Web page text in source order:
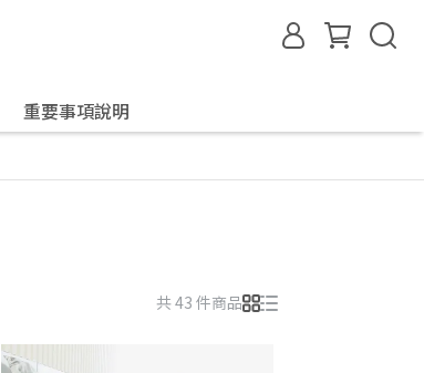
重要事項說明
共 43 件商品